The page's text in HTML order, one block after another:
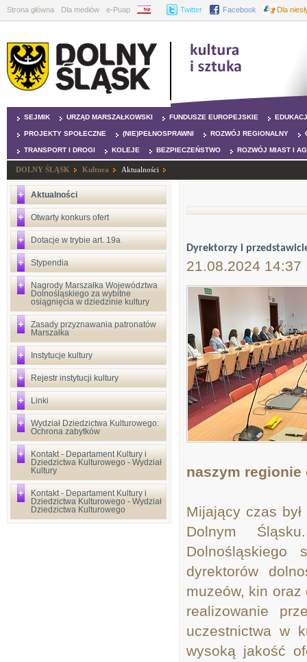
Strona główna Dla mediów e-Puap BIP Twitter Facebook Dla
SEJMIK URZĄD MARSZAŁKOWSKI FUNDUSZE EUROPEJSKIE
PROJEKTY SPOŁECZNE (NIE)PEŁNOSPRAWNI ROZWÓJ REGIONALNY
TRANSPORT I DROGI KOLEJE BEZPIECZEŃSTWO ROZWÓJ MIAST I
DOLNY ŚLĄSK Kultura Aktualności
Aktualności
Otwarty konkurs ofert
Dotacje w trybie art. 19a
Stypendia
Nagrody Marszałka Województwa
Dolnośląskiego za wybitne
osiągnięcia w dziedzinie kultury
Zasady przyznawania patronatów
Marszałka
Instytucje kultury
Rejestr instytucji kultury
Linki
Wydział Dziedzictwa Kulturowego:
Ochrona zabytków
Kontakt - Departament Kultury i
Dziedzictwa Kulturowego - Wydział
Kultury
Kontakt - Departament Kultury i
Dziedzictwa Kulturowego - Wydział
Dziedzictwa Kulturowego
Dyrektorzy i
21.08.2024 14:37
naszym regionie
Mijający czas
Dolnym
Dolnośląskiego
dyrektorów
muzeów, kin
realizowanie
uczestnictwa w
wysoką jakość